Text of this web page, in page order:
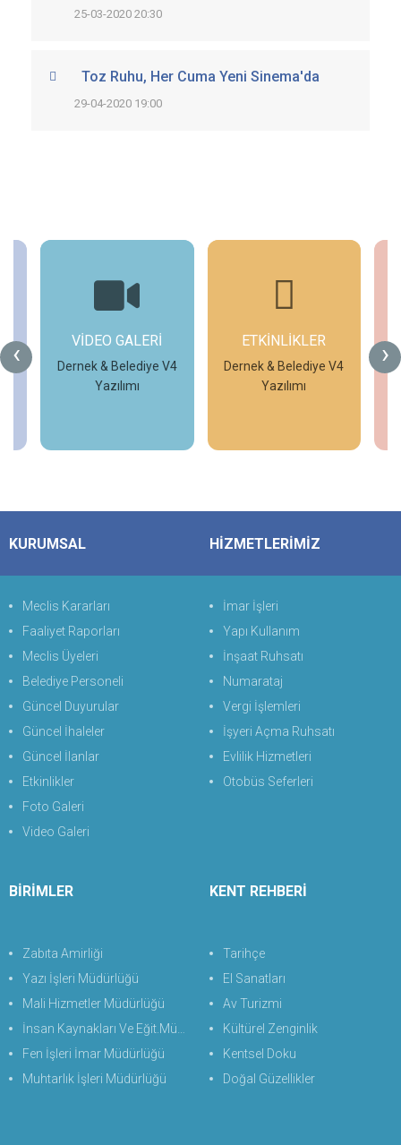
25-03-2020 20:30
Toz Ruhu, Her Cuma Yeni Sinema'da
29-04-2020 19:00
‹ ›
ETKİNLİKLER
Dernek & Belediye V4
Yazılımı
GÜNCEL
DUYURULAR
Temek Meslek
KURUMSAL
Meclis Kararları
Faaliyet Raporları
Meclis Üyeleri
Belediye Personeli
Güncel Duyurular
Güncel İhaleler
Güncel İlanlar
Etkinlikler
Foto Galeri
Video Galeri
HİZMETLERİMİZ
İmar İşleri
Yapı Kullanım
İnşaat Ruhsatı
Numarataj
Vergi İşlemleri
İşyeri Açma Ruhsatı
Evlilik Hizmetleri
Otobüs Seferleri
BİRİMLER
Zabıta Amirliği
Yazı İşleri Müdürlüğü
Mali Hizmetler Müdürlüğü
İnsan Kaynakları Ve Eğit.Müdürlüğü
Fen İşleri İmar Müdürlüğü
Muhtarlık İşleri Müdürlüğü
KENT REHBERİ
Tarihçe
El Sanatları
Av Turizmi
Kültürel Zenginlik
Kentsel Doku
Doğal Güzellikler